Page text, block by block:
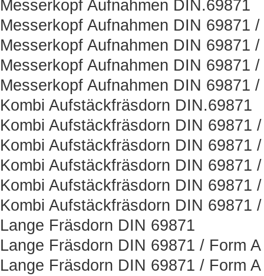
Messerkopf Aufnahmen DIN.69871
Messerkopf Aufnahmen DIN 69871
Messerkopf Aufnahmen DIN 69871
Messerkopf Aufnahmen DIN 69871
Messerkopf Aufnahmen DIN 69871
Kombi Aufstäckfräsdorn DIN.69871
Kombi Aufstäckfräsdorn DIN 69871
Kombi Aufstäckfräsdorn DIN 69871
Kombi Aufstäckfräsdorn DIN 69871
Kombi Aufstäckfräsdorn DIN 69871
Kombi Aufstäckfräsdorn DIN 69871
Lange Fräsdorn DIN 69871
Lange Fräsdorn DIN 69871 / Form
Lange Fräsdorn DIN 69871 / Form